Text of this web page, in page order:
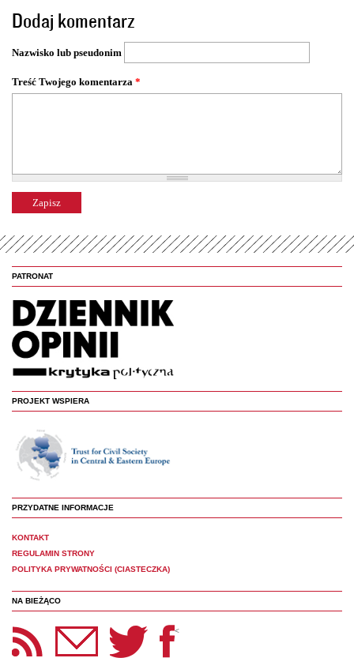
r
o
n
y
Dodaj komentarz
Nazwisko lub pseudonim
Treść Twojego komentarza *
PATRONAT
PROJEKT WSPIERA
PRZYDATNE INFORMACJE
KONTAKT
REGULAMIN STRONY
POLITYKA PRYWATNOŚCI (CIASTECZKA)
NA BIEŻĄCO
Panoptyka Facebook <